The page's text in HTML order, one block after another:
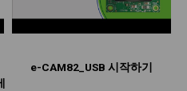
e-CAM82_USB 시작하기